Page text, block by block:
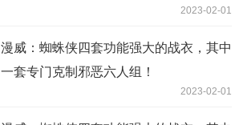
2023-02-01
漫威：蜘蛛侠四套功能强大的战衣，其中
一套专门克制邪恶六人组！
2023-02-01